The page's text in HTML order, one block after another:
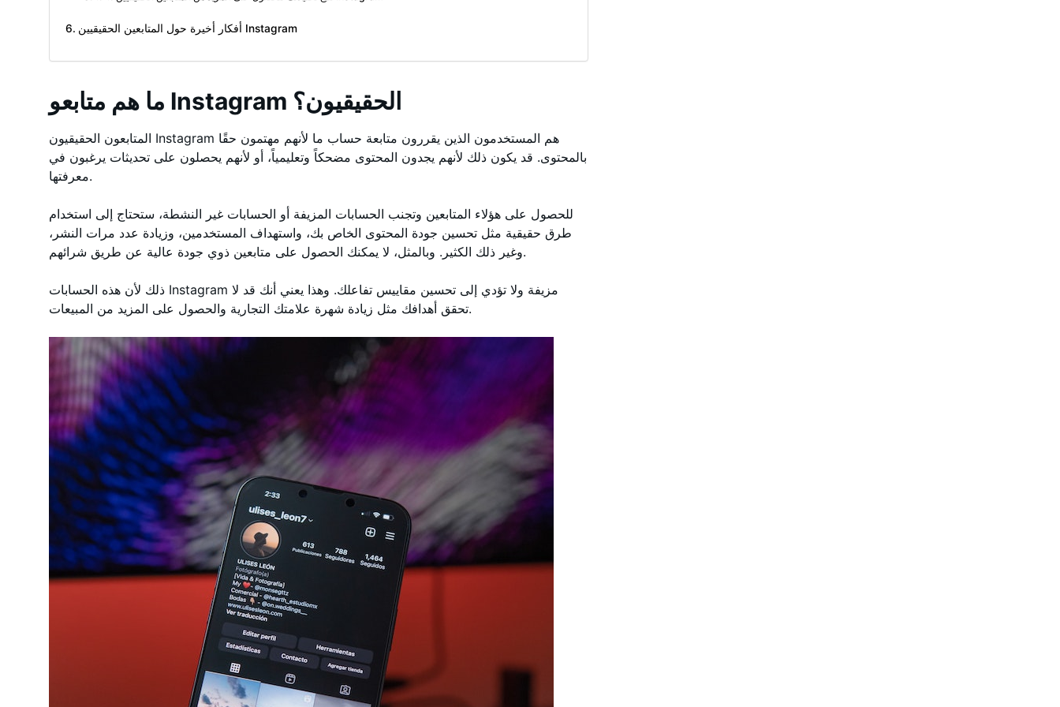
أفكار أخيرة حول المتابعين الحقيقيين Instagram
ما هم متابعو Instagram الحقيقيون؟
المتابعون الحقيقيون Instagram هم المستخدمون الذين يقررون متابعة حساب ما لأنهم مهتمون حقًا
بالمحتوى. قد يكون ذلك لأنهم يجدون المحتوى مضحكاً وتعليمياً، أو لأنهم يحصلون على تحديثات يرغبون في
معرفتها.
للحصول على هؤلاء المتابعين وتجنب الحسابات المزيفة أو الحسابات غير النشطة، ستحتاج إلى استخدام
طرق حقيقية مثل تحسين جودة المحتوى الخاص بك، واستهداف المستخدمين، وزيادة عدد مرات النشر،
وغير ذلك الكثير. وبالمثل، لا يمكنك الحصول على متابعين ذوي جودة عالية عن طريق شرائهم.
ذلك لأن هذه الحسابات Instagram مزيفة ولا تؤدي إلى تحسين مقاييس تفاعلك. وهذا يعني أنك قد لا
تحقق أهدافك مثل زيادة شهرة علامتك التجارية والحصول على المزيد من المبيعات.